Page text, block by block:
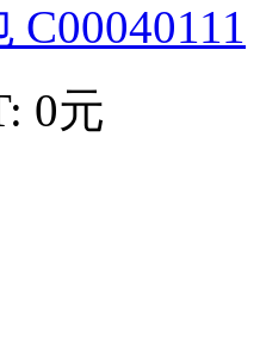
C00040111
0元